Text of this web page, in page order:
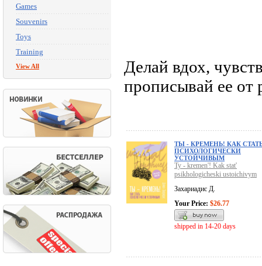
Games
Souvenirs
Toys
Training
View All
Делай вдох,
прописывай ее
ТЫ - КРЕМЕНЬ! КАК
ПСИХОЛОГИЧЕСКИ
УСТОЙЧИВЫМ
Ty - kremen'! Kak stat'
psikhologicheski ustoichivym
Захариадис Д.
Your Price: $26.77
shipped in 14-20 days